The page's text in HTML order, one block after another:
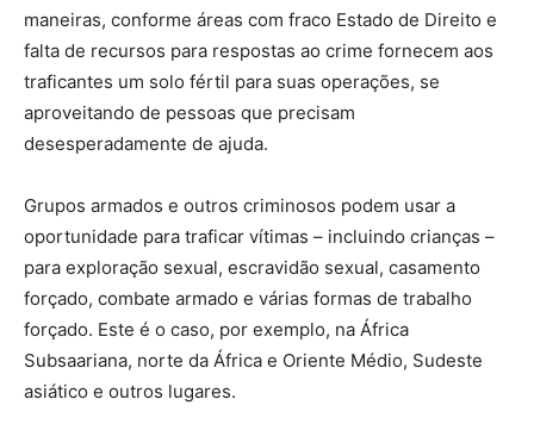
maneiras, conforme áreas com fraco Estado de Direito e
falta de recursos para respostas ao crime fornecem aos
traficantes um solo fértil para suas operações, se
aproveitando de pessoas que precisam
desesperadamente de ajuda.
Grupos armados e outros criminosos podem usar a
oportunidade para traficar vítimas – incluindo crianças –
para exploração sexual, escravidão sexual, casamento
forçado, combate armado e várias formas de trabalho
forçado. Este é o caso, por exemplo, na África
Subsaariana, norte da África e Oriente Médio, Sudeste
asiático e outros lugares.